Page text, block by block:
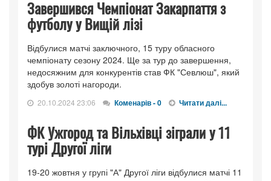
Завершився Чемпіонат Закарпаття з
футболу у Вищій лізі
Відбулися матчі заключного, 15 туру обласного
чемпіонату сезону 2024. Ще за тур до завершення,
недосяжним для конкурентів став ФК "Севлюш", який
здобув золоті нагороди.
20.10.2024 23:06 Коменарів - 0 Читати далі...
ФК Ужгород та Вільхівці зіграли у 11
турі Другої ліги
19-20 жовтня у групі "А" Другої ліги відбулися матчі 11